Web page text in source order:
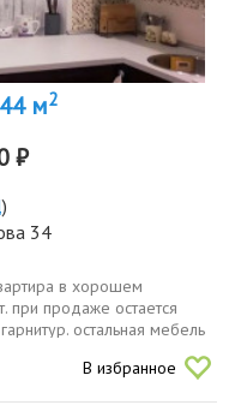
м2
₽
)
34
в хорошем
при продаже остается
остальная мебель
пешком находятся
В избранное